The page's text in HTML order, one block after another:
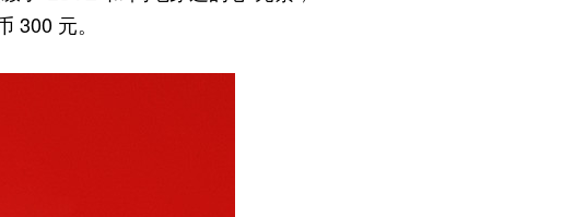
300 元。